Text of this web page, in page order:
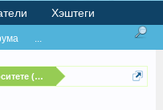
(Discover University)
...
Хэштеги